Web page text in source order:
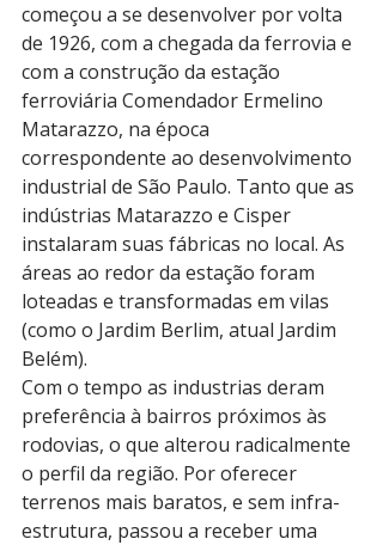
começou a se desenvolver por volta
de 1926, com a chegada da ferrovia e
com a construção da estação
ferroviária Comendador Ermelino
Matarazzo, na época
correspondente ao desenvolvimento
industrial de São Paulo. Tanto que as
indústrias Matarazzo e Cisper
instalaram suas fábricas no local. As
áreas ao redor da estação foram
loteadas e transformadas em vilas
(como o Jardim Berlim, atual Jardim
Belém).
Com o tempo as industrias deram
preferência à bairros próximos às
rodovias, o que alterou radicalmente
o perfil da região. Por oferecer
terrenos mais baratos, e sem infra-
estrutura, passou a receber uma